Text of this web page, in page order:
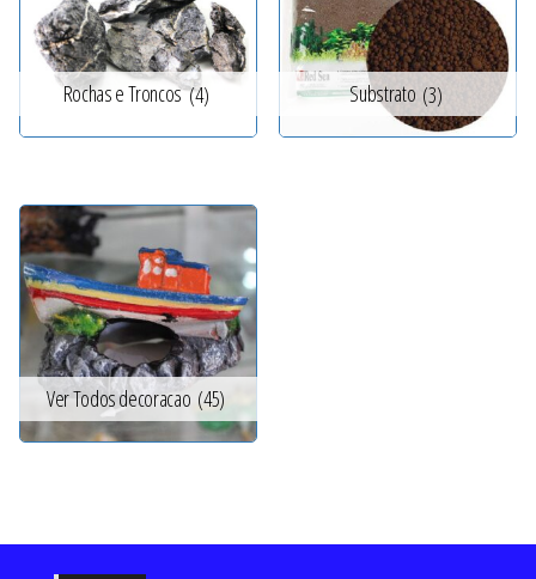
Rochas e Troncos(4) Substrato (3)
Ver Todos decoracao (45)